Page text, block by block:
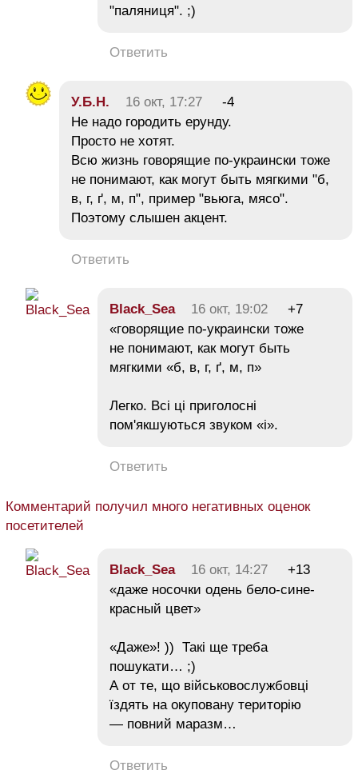
"паляниця". ;)
Ответить
У.Б.Н. 16 окт, 17:27
-4
Не надо городить ерунду.
Просто не хотят.
Всю жизнь говорящие по-украински тоже
не понимают, как могут быть мягкими "б,
в, г, ґ, м, п", пример "вьюга, мясо".
Поэтому слышен акцент.
Ответить
Black_Sea 16 окт, 19:02
+7
«говорящие по-украински тоже
не понимают, как могут быть
мягкими «б, в, г, ґ, м, п»
Легко. Всі ці приголосні
пом'якшуються звуком «і».
Ответить
Комментарий получил много негативных оценок
посетителей
Black_Sea 16 окт, 14:27
+13
«даже носочки одень бело-сине-
красный цвет»
«Даже»! )) Такі ще треба
пошукати… ;)
А от те, що військовослужбовці
їздять на окуповану територію
— повний маразм…
Ответить